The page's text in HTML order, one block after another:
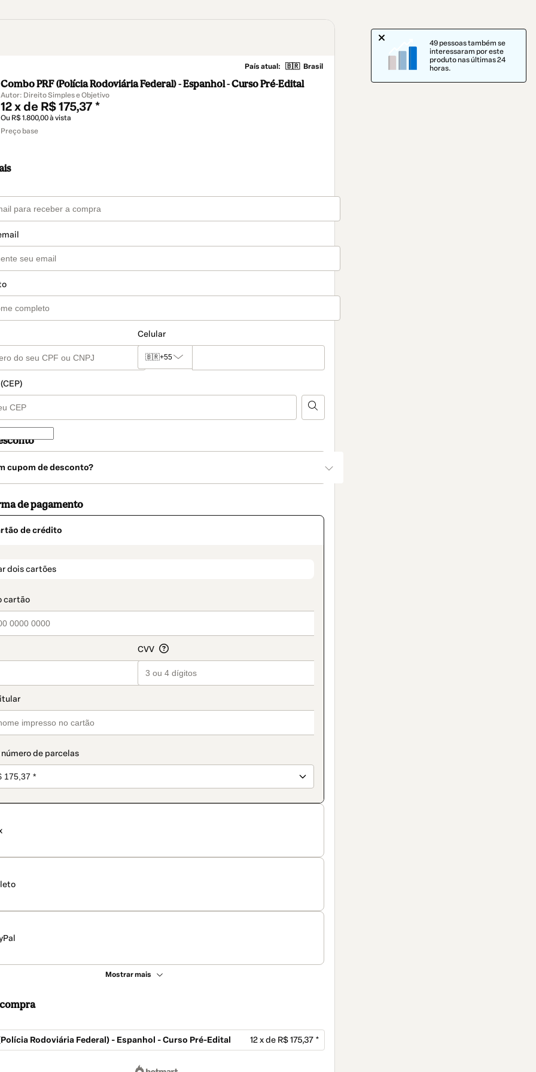
País atual: 🇧🇷 Brasil
Combo PRF (Polícia Rodoviária Federal) - Espanhol - Curso Pré-Edital
Autor: Direito Simples e Objetivo
12 x de R$ 175,37 *
Ou R$ 1.800,00 à vista
Preço base
Celular
🇧🇷+55
cupom de desconto?
de pagamento
de crédito
dois cartões
de parcelas
Mostrar mais
Rodoviária Federal) - Espanhol - Curso Pré-Edital 12 x de R$ 175,37 *
49 pessoas também se
interessaram por este
produto nas últimas 24
horas.